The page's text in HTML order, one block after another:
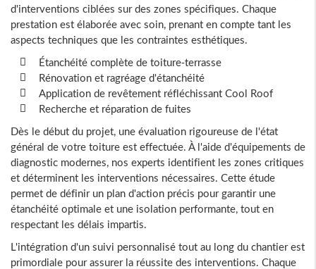
d'interventions ciblées sur des zones spécifiques. Chaque
prestation est élaborée avec soin, prenant en compte tant les
aspects techniques que les contraintes esthétiques.
Étanchéité complète de toiture-terrasse
Rénovation et ragréage d'étanchéité
Application de revêtement réfléchissant Cool Roof
Recherche et réparation de fuites
Dès le début du projet, une évaluation rigoureuse de l'état
général de votre toiture est effectuée. À l'aide d'équipements de
diagnostic modernes, nos experts identifient les zones critiques
et déterminent les interventions nécessaires. Cette étude
permet de définir un plan d'action précis pour garantir une
étanchéité optimale et une isolation performante, tout en
respectant les délais impartis.
L'intégration d'un suivi personnalisé tout au long du chantier est
primordiale pour assurer la réussite des interventions. Chaque